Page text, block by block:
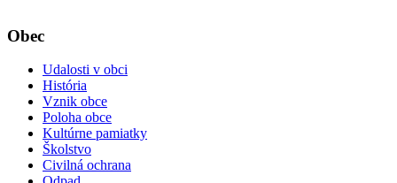
Obec
Udalosti v obci
História
Vznik obce
Poloha obce
Kultúrne pamiatky
Školstvo
Civilná ochrana